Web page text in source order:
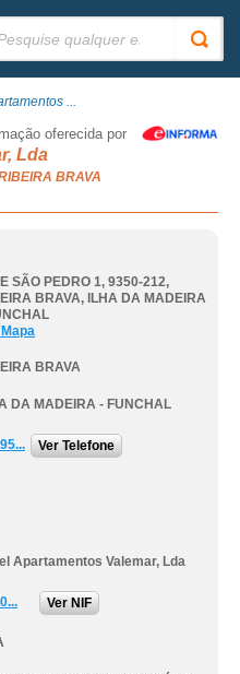
...
oferecida por
Lda
BRAVA
SÃO PEDRO 1, 9350-212,
BRAVA, ILHA DA MADEIRA
BRAVA
DA MADEIRA - FUNCHAL
Ver Telefone
Apartamentos Valemar, Lda
Ver NIF